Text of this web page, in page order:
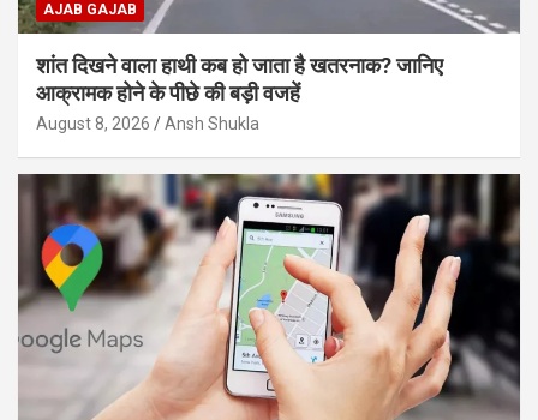
AJAB GAJAB
शांत दिखने वाला हाथी कब हो जाता है खतरनाक? जानिए
आक्रामक होने के पीछे की बड़ी वजहें
August 8, 2026 Ansh Shukla